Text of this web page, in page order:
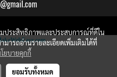
มประสิทธิภาพและประสบการณ์ที่ดีใน
มารถอ่านรายละเอียดเพิ่มเติมได้ที่
ยบายคุกกี้
ยอมรับทั้งหมด